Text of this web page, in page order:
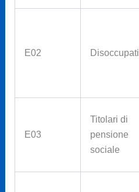
E02 Disoccupati
E03
Titolari di
pensione
sociale